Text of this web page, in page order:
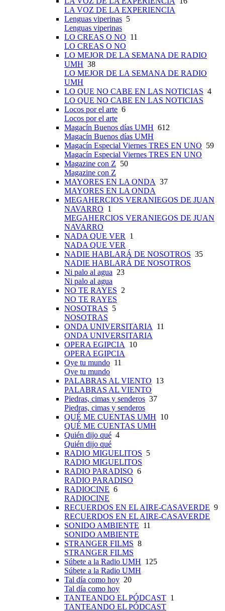
LA VOZ DE LA EXPERIENCIA
Lenguas viperinas 5
Lenguas viperinas
LO CREAS O NO 11
LO CREAS O NO
LO MEJOR DE LA SEMANA DE RADIO
UMH 38
LO MEJOR DE LA SEMANA DE RADIO
UMH
LO QUE NO CABE EN LAS NOTICIAS 4
LO QUE NO CABE EN LAS NOTICIAS
Locos por el arte 6
Locos por el arte
Magacín Buenos días UMH 612
Magacín Buenos días UMH
Magacín Especial Viernes TRES EN UNO 59
Magacín Especial Viernes TRES EN UNO
Magazine con Z 50
Magazine con Z
MAYORES EN LA ONDA 37
MAYORES EN LA ONDA
MEGAHERCIOS VERANIEGOS DE JUAN
NAVARRO 1
MEGAHERCIOS VERANIEGOS DE JUAN
NAVARRO
NADA QUE VER 1
NADA QUE VER
NADIE HABLARÁ DE NOSOTROS 35
NADIE HABLARÁ DE NOSOTROS
Ni palo al agua 23
Ni palo al agua
NO TE RAYES 2
NO TE RAYES
NOSOTRAS 5
NOSOTRAS
ONDA UNIVERSITARIA 11
ONDA UNIVERSITARIA
OPERA EGIPCIA 10
OPERA EGIPCIA
Oye tu mundo 11
Oye tu mundo
PALABRAS AL VIENTO 13
PALABRAS AL VIENTO
Piedras, cimas y senderos 37
Piedras, cimas y senderos
QUÉ ME CUENTAS UMH 10
QUÉ ME CUENTAS UMH
Quién dijo qué 4
Quién dijo qué
RADIO MIGUELITOS 5
RADIO MIGUELITOS
RADIO PARADISO 6
RADIO PARADISO
RADIOCINE 6
RADIOCINE
RECUERDOS EN EL AIRE-CASAVERDE 9
RECUERDOS EN EL AIRE-CASAVERDE
SONIDO AMBIENTE 11
SONIDO AMBIENTE
STRANGER FILMS 8
STRANGER FILMS
Súbete a la Radio UMH 125
Súbete a la Radio UMH
Tal día como hoy 20
Tal día como hoy
TANTEANDO EL PÓDCAST 1
TANTEANDO EL PÓDCAST